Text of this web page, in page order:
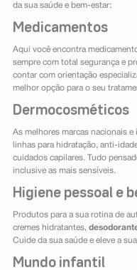
da sua saúde e bem-estar:
Medicamentos
Aqui você encontra
sempre com total segurança e
contar com orientação
melhor opção para o seu
Dermocosméticos
As melhores marcas nacionais
linhas para hidratação, anti-
cuidados capilares. Tudo
inclusive as mais sensíveis.
Higiene pessoal e
Produtos para a sua rotina de
cremes hidratantes,
Cuide da sua saúde e eleve a
Mundo infantil